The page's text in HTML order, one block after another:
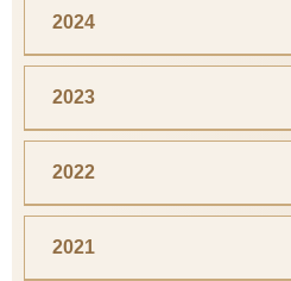
2024
2023
2022
2021